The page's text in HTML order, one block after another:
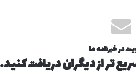
در خبرنامه ما
تر از دیگران دریافت کنید.